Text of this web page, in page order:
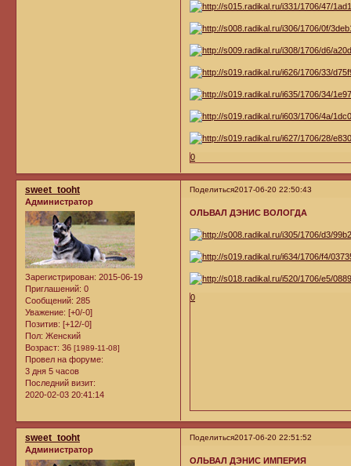
0
Поделиться2017-06-20 22:50:43
sweet_tooht
Администратор
Зарегистрирован: 2015-06-19
Приглашений: 0
Сообщений: 285
Уважение: [+0/-0]
Позитив: [+12/-0]
Пол: Женский
Возраст: 36 [1989-11-08]
Провел на форуме:
3 дня 5 часов
Последний визит:
2020-02-03 20:41:14
ОЛЬВАЛ ДЭНИС ВОЛОГДА
0
Поделиться2017-06-20 22:51:52
sweet_tooht
Администратор
ОЛЬВАЛ ДЭНИС ИМПЕРИЯ